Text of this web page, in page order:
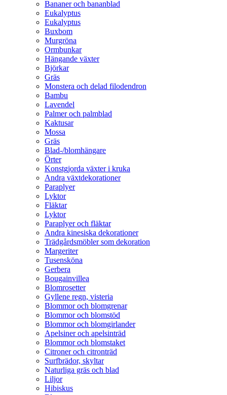
Bananer och bananblad
Eukalyptus
Eukalyptus
Buxbom
Murgröna
Ormbunkar
Hängande växter
Björkar
Gräs
Monstera och delad filodendron
Bambu
Lavendel
Palmer och palmblad
Kaktusar
Mossa
Gräs
Blad-/blomhängare
Örter
Konstgjorda växter i kruka
Andra växtdekorationer
Paraplyer
Lyktor
Fläktar
Lyktor
Paraplyer och fläktar
Andra kinesiska dekorationer
Trädgårdsmöbler som dekoration
Margeriter
Tusensköna
Gerbera
Bougainvillea
Blomrosetter
Gyllene regn, visteria
Blommor och blomgrenar
Blommor och blomstöd
Blommor och blomgirlander
Apelsiner och apelsinträd
Blommor och blomstaket
Citroner och citronträd
Surfbrädor, skyltar
Naturliga gräs och blad
Liljor
Hibiskus